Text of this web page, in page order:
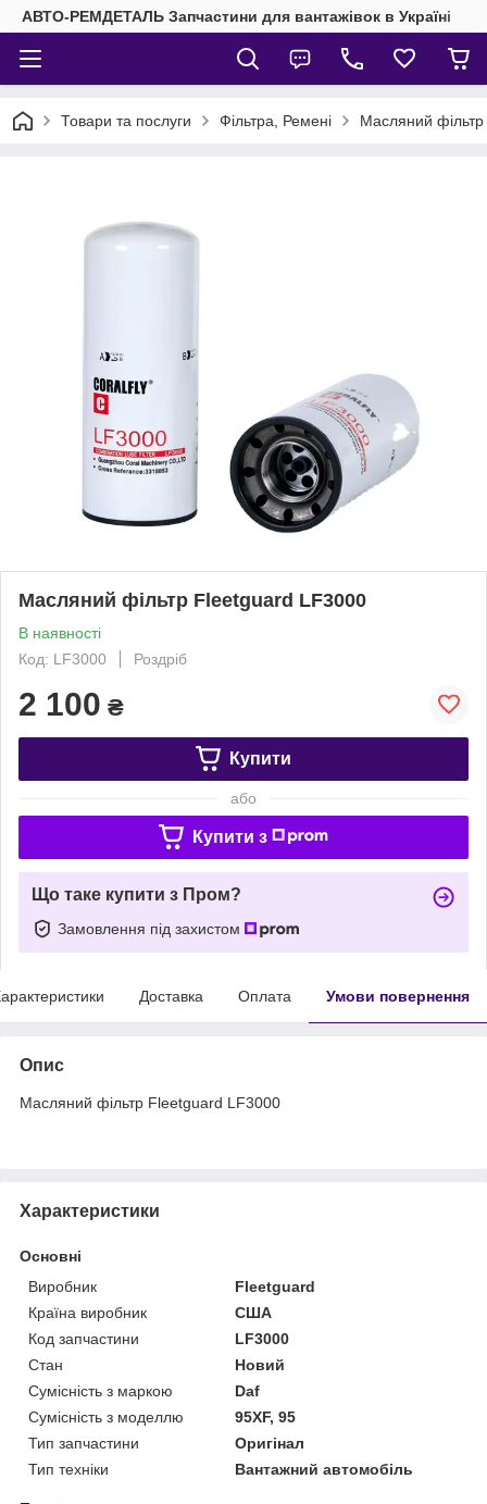
АВТО-РЕМДЕТАЛЬ Запчастини для вантажівок в Україні
Товари та послуги Фільтра, Ремені Масляний
Масляний фільтр Fleetguard LF3000
В наявності
Код: LF3000
Роздріб
2 100 ₴
Купити
або
Купити з
Що таке купити з Пром?
Замовлення під захистом
Доставка Оплата Умови повернення
Опис
Масляний фільтр Fleetguard LF3000
Характеристики
Основні
Виробник
Fleetguard
Країна виробник
США
Код запчастини
LF3000
Стан
Новий
Сумісність з маркою
Daf
Сумісність з моделлю
95XF, 95
Тип запчастини
Оригінал
Тип техніки
Вантажний автомобіль